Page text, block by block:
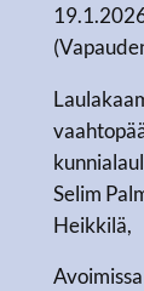
Selim
Heikkilä,